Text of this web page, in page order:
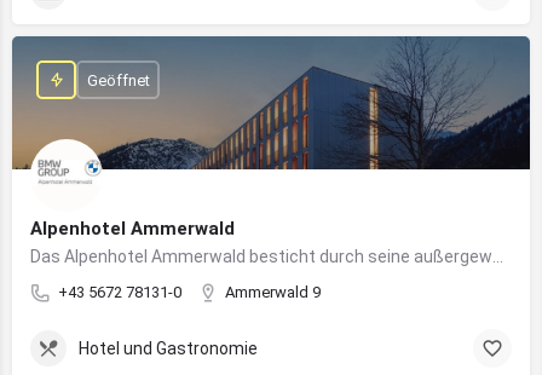
Alpenhotel Ammerwald
+43 5672 78131-0 Ammerwald 9
Geöffnet
Hotel und Gastronomie